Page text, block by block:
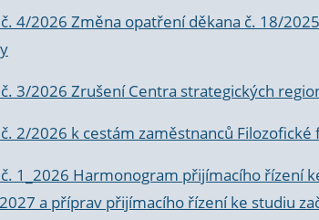
4/2026 Změna opatření děkana č. 18/
3/2026 Zrušení Centra strategických
2/2026 k cestám zaměstnanců
1_2026 Harmonogram přijímacího řízení
a příprav přijímacího řízení ke studiu